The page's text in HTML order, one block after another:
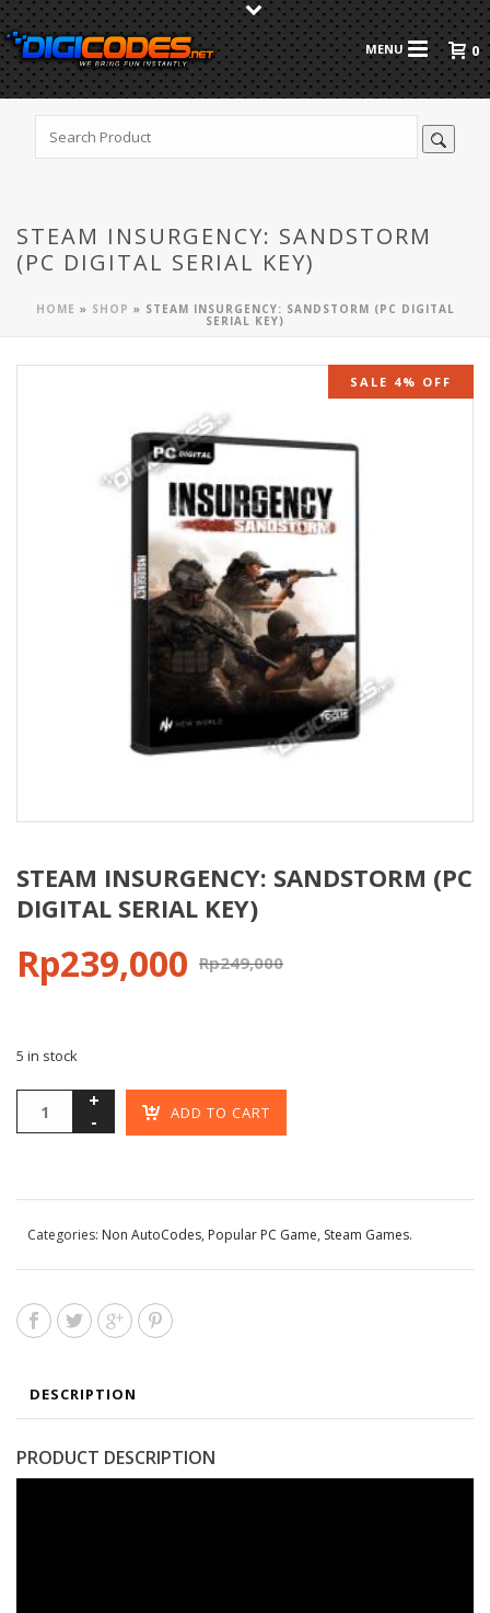
0
STEAM INSURGENCY: SANDSTORM
(PC DIGITAL SERIAL KEY)
HOME » SHOP » STEAM INSURGENCY: SANDSTORM (PC DIGITAL
SERIAL KEY)
SALE 4% OFF
STEAM INSURGENCY: SANDSTORM (PC
DIGITAL SERIAL KEY)
Rp249,000
Rp239,000
5 in stock
ADD TO CART
Categories: Non AutoCodes, Popular PC Game, Steam Games.
DESCRIPTION
PRODUCT DESCRIPTION